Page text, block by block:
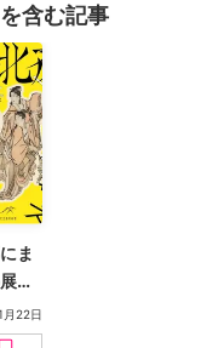
含む記事
ま
覧
月22日